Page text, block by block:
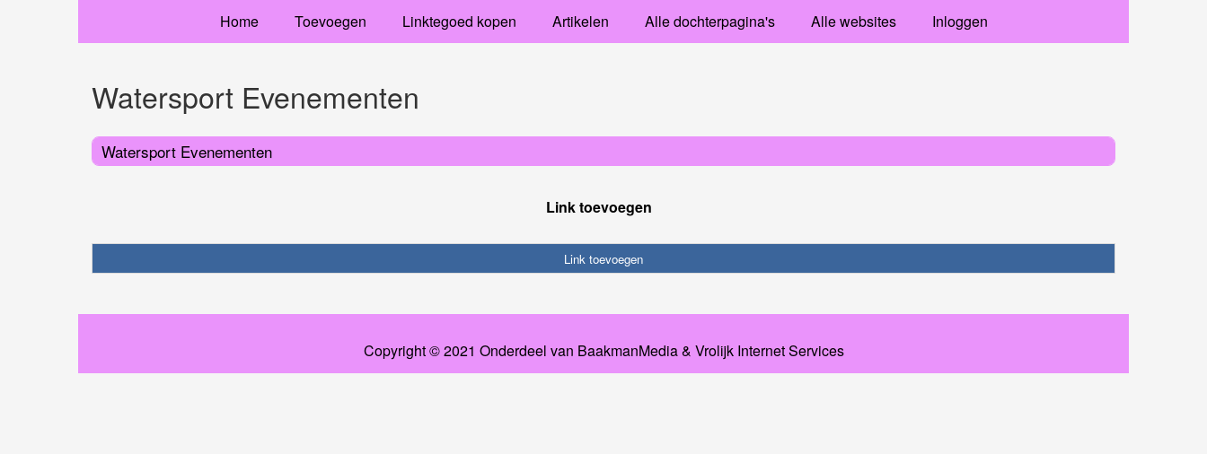
Home Toevoegen Linktegoed kopen Artikelen Alle dochterpagina's Alle websites Inloggen
Watersport Evenementen
Watersport Evenementen
Link toevoegen
Link toevoegen
Copyright © 2021 Onderdeel van BaakmanMedia& Vrolijk Internet Services